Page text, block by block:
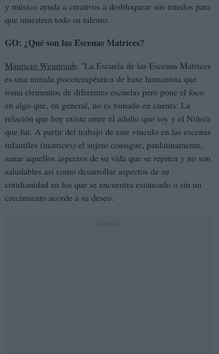
y músico ayuda a creativos a desbloquear sus miedos para
que muestren todo su talento.
GO: ¿Qué son las Escenas Matrices?
Mauricio Weintraub: "La Escuela de las Escenas Matrices
es una mirada psicoterapéutica de base humanista que
toma elementos de diferentes escuelas pero pone el foco
en algo que, en general, no es tomado en cuenta: La
relación que hoy existe entre el adulto que soy y el Niño/a
que fui. A partir del trabajo de este vínculo en las escenas
infantiles (matrices) el sujeto consigue, paulatinamente,
sanar aquellos aspectos de su vida que se repiten y no son
saludables así como desarrollar aspectos de su
cotidianidad en los que se encuentra estancado o sin un
crecimiento acorde a su deseo.